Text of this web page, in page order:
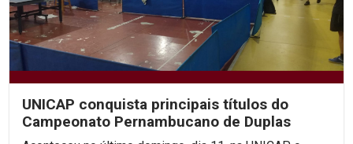
UNICAP conquista principais títulos do
Campeonato Pernambucano de Duplas